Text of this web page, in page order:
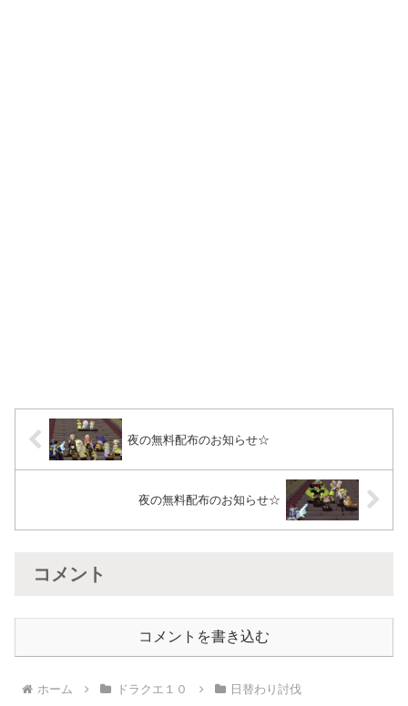
夜の無料配布のお知らせ☆
夜の無料配布のお知らせ☆
コメント
コメントを書き込む
ホーム ドラクエ１０ 日替わり討伐